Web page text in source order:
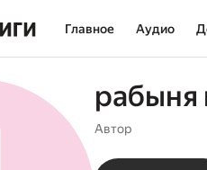
Главное Аудио
рабыня
Автор